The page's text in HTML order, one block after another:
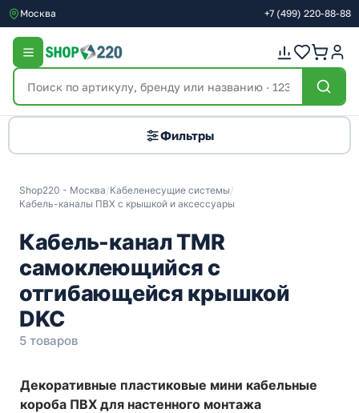
Москва +7 (499) 220-88-88
Фильтры
Shop220 - Москва/Кабеленесущие системы/
Кабель-каналы ПВХ с крышкой и аксессуары
Кабель-канал TMR
самоклеющийся с
отгибающейся крышкой
DKC
5 товаров
Декоративные пластиковые мини кабельные
короба ПВХ для настенного монтажа